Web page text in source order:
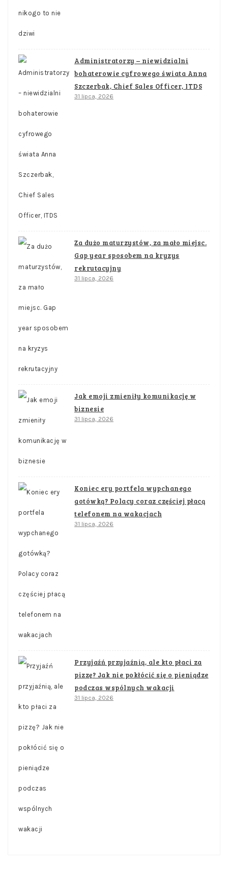
Administratorzy – niewidzialni
bohaterowie cyfrowego świata Anna
Szczerbak, Chief Sales Officer, ITDS
31 lipca, 2026
Za dużo maturzystów, za mało miejsc.
Gap year sposobem na kryzys
rekrutacyjny
31 lipca, 2026
Jak emoji zmieniły komunikację w
biznesie
31 lipca, 2026
Koniec ery portfela wypchanego
gotówką? Polacy coraz częściej płacą
telefonem na wakacjach
31 lipca, 2026
Przyjaźń przyjaźnią, ale kto płaci za
pizzę? Jak nie pokłócić się o pieniądze
podczas wspólnych wakacji
31 lipca, 2026